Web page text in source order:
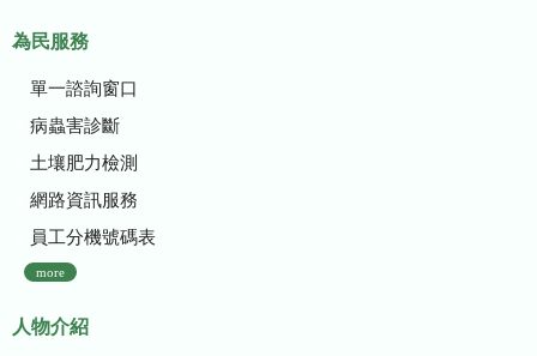
為民服務
單一諮詢窗口
病蟲害診斷
土壤肥力檢測
網路資訊服務
員工分機號碼表
more
人物介紹